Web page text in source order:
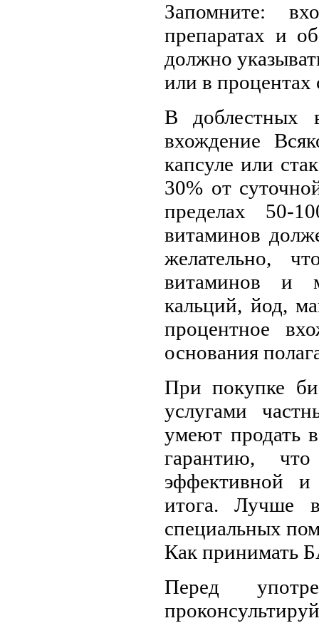
Запомните:
препаратах и
должно
или в процентах
В доблестных
вхождение
капсуле или
30% от
пределах 50-
витаминов
желательно,
витаминов и
кальций, йод,
процентное
основания
При покупке
услугами
умеют продать
гарантию,
эффективной
итога. Лучше
специальных
Как принимать
Перед